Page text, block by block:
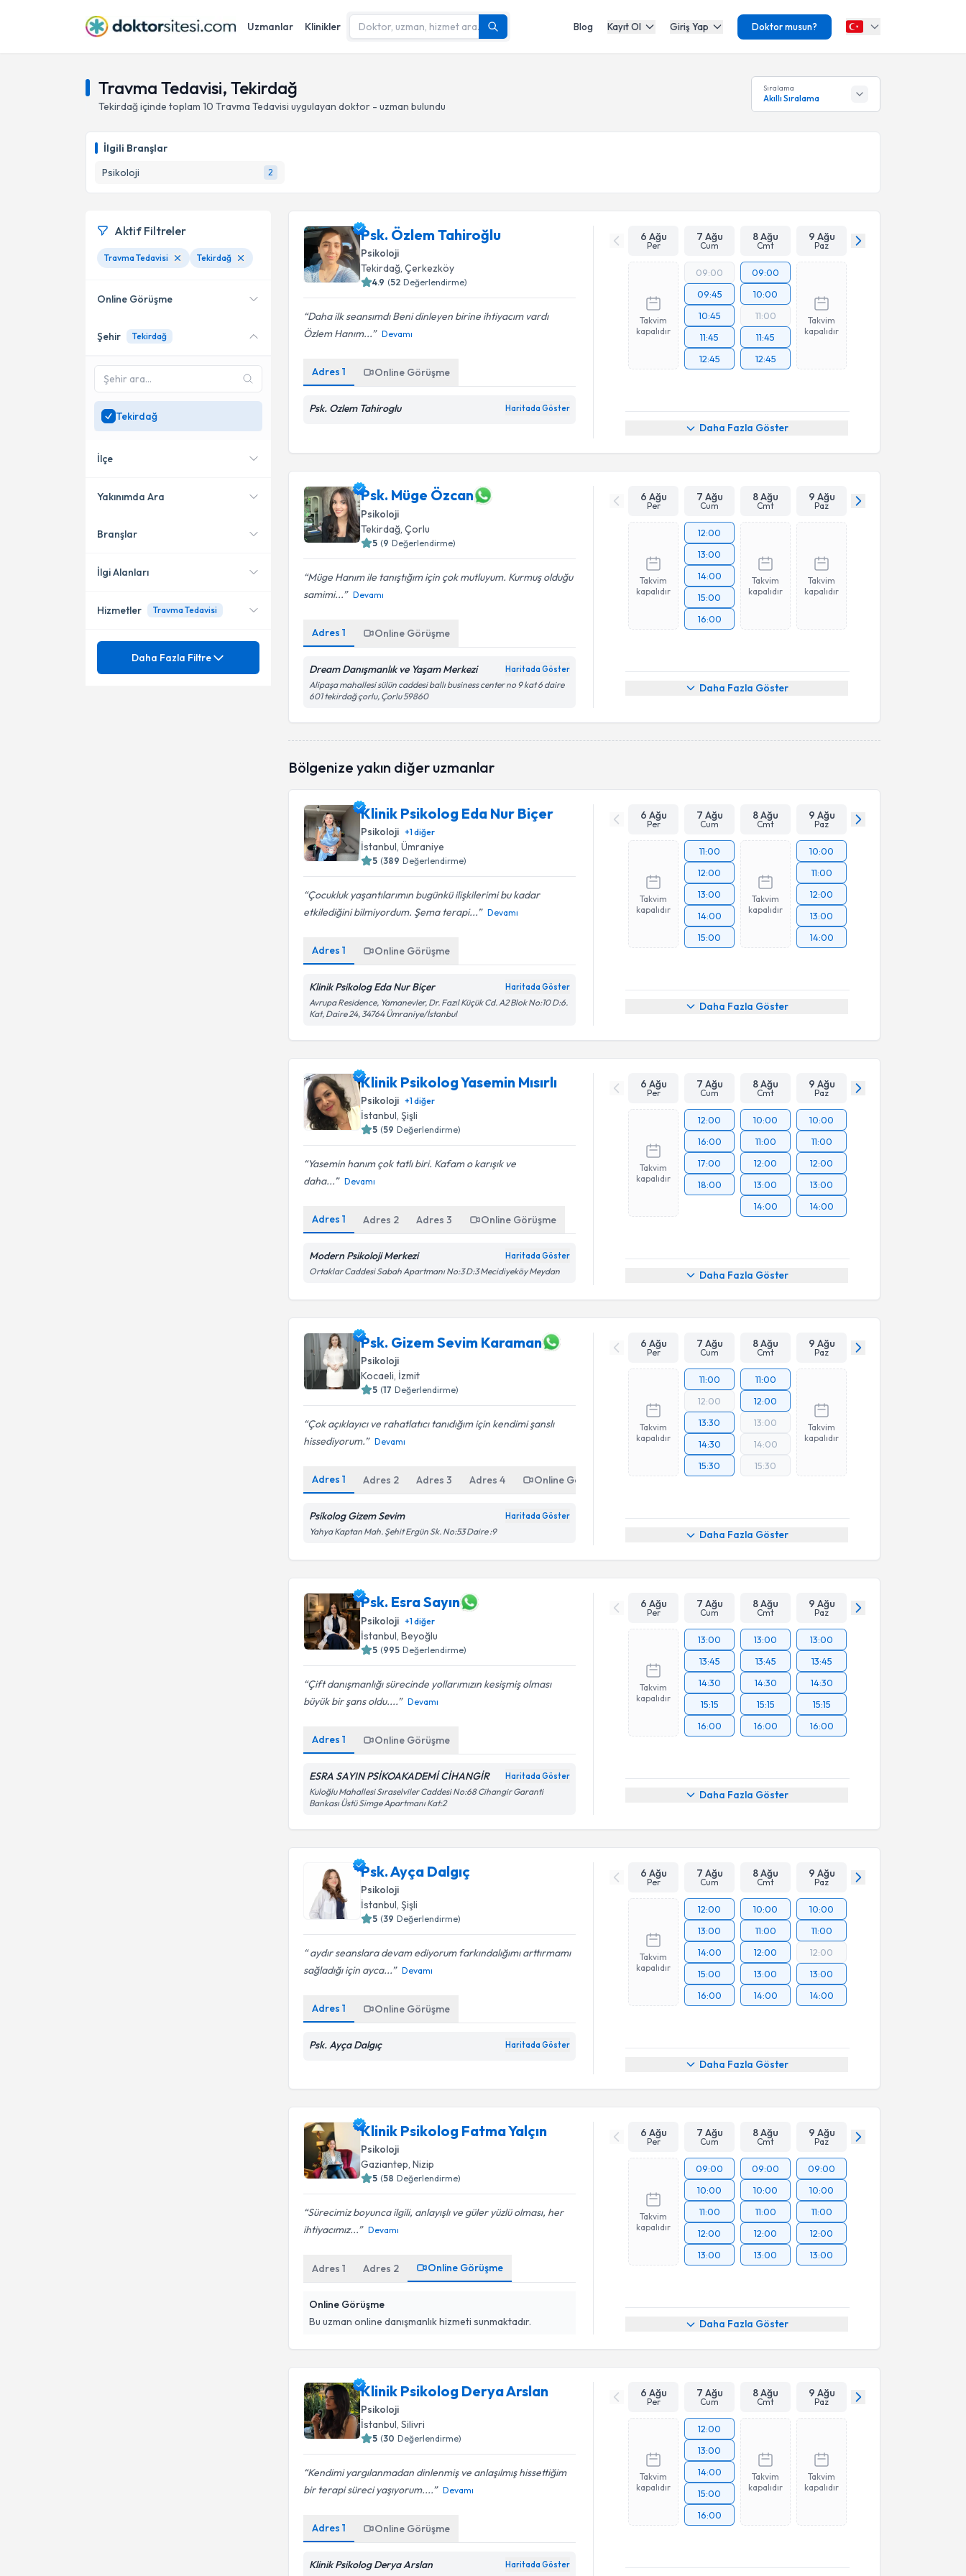
Uzmanlar Klinikler Blog Kayıt Ol Giriş Yap Doktor musun?
Travma Tedavisi, Tekirdağ
Tekirdağiçinde toplam 10 Travma Tedavisi uygulayan doktor - uzman bulundu
Sıralama
Akıllı Sıralama
İlgili Branşlar
Psikoloji
2
Psk. Özlem Tahiroğlu
Psikoloji
Tekirdağ, Çerkezköy
4.9 (52 Değerlendirme)
Daha ilk seansımdı Beni dinleyen birine ihtiyacım vardı
Özlem Hanım...
Devamı
Adres1 Online Görüşme
Psk. Ozlem Tahiroglu Haritada Göster
6 Ağu
Per
7 Ağu
Cum
8 Ağu
Cmt
9 Ağu
Paz
Takvim
kapalıdır
09:00
09:45
10:45
11:45
12:45
09:00
10:00
11:00
11:45
12:45
Takvim
kapalıdır
Daha Fazla Göster
Psk. Müge Özcan
Psikoloji
Tekirdağ , Çorlu
5 (9 Değerlendirme)
Müge Hanım ile tanıştığım için çok mutluyum. Kurmuş olduğu
samimi...
Devamı
Adres1 Online Görüşme
Dream Danışmanlık ve Yaşam Merkezi Haritada Göster
Alipaşa mahallesi sülün caddesi ballı business center no 9 kat 6 daire
601 tekirdağ çorlu, Çorlu 59860
6 Ağu
Per
7 Ağu
Cum
8 Ağu
Cmt
9 Ağu
Paz
Takvim
kapalıdır
12:00
13:00
14:00
15:00
16:00
Takvim
kapalıdır
Takvim
kapalıdır
Daha Fazla Göster
Bölgenize yakın diğer uzmanlar
Klinik Psikolog Eda Nur Biçer
Psikoloji +1diğer
İstanbul , Ümraniye
5 (389 Değerlendirme)
Çocukluk yaşantılarımın bugünkü ilişkilerimi bu kadar
etkilediğini bilmiyordum. Şema terapi...
Devamı
Adres1 Online Görüşme
Klinik Psikolog Eda Nur Biçer Haritada Göster
Avrupa Residence, Yamanevler, Dr. Fazıl Küçük Cd. A2 Blok No:10 D:6.
Kat, Daire 24, 34764 Ümraniye/İstanbul
6 Ağu
Per
7 Ağu
Cum
8 Ağu
Cmt
9 Ağu
Paz
Takvim
kapalıdır
11:00
12:00
13:00
14:00
15:00
Takvim
kapalıdır
10:00
11:00
12:00
13:00
14:00
Daha Fazla Göster
Klinik Psikolog Yasemin Mısırlı
Psikoloji +1diğer
İstanbul , Şişli
5 (59 Değerlendirme)
Yasemin hanım çok tatlı biri. Kafam o karışık ve
daha...
Devamı
Adres1 Adres 2 Adres3 Online Görüşme
Modern Psikoloji Merkezi Haritada Göster
Ortaklar Caddesi Sabah Apartmanı No:3 D:3 Mecidiyeköy Meydan
6 Ağu
Per
7 Ağu
Cum
8 Ağu
Cmt
9 Ağu
Paz
Takvim
kapalıdır
12:00
16:00
17:00
18:00
10:00
11:00
12:00
13:00
14:00
10:00
11:00
12:00
13:00
14:00
Daha Fazla Göster
Psk. Gizem Sevim Karaman
Psikoloji
Kocaeli, İzmit
5 (17 Değerlendirme)
Çok açıklayıcı ve rahatlatıcı tanıdığım için kendimi şanslı
hissediyorum.
Devamı
Adres1 Adres 2 Adres3 Adres4 Online Görüşme
Psikolog Gizem Sevim Haritada Göster
Yahya Kaptan Mah. Şehit Ergün Sk. No:53 Daire :9
6 Ağu
Per
7 Ağu
Cum
8 Ağu
Cmt
9 Ağu
Paz
Takvim
kapalıdır
11:00
12:00
13:30
14:30
15:30
11:00
12:00
13:00
14:00
15:30
Takvim
kapalıdır
Daha Fazla Göster
Psk. Esra Sayın
Psikoloji +1diğer
İstanbul , Beyoğlu
5 (995 Değerlendirme)
Çift danışmanlığı sürecinde yollarımızın kesişmiş olması
büyük bir şans oldu....
Devamı
Adres1 Online Görüşme
ESRA SAYIN PSİKOAKADEMİ CİHANGİR Haritada Göster
Kuloğlu Mahallesi Sıraselviler Caddesi No:68 Cihangir Garanti
Bankası Üstü Simge Apartmanı Kat:2
6 Ağu
Per
7 Ağu
Cum
8 Ağu
Cmt
9 Ağu
Paz
Takvim
kapalıdır
13:00
13:45
14:30
15:15
16:00
13:00
13:45
14:30
15:15
16:00
13:00
13:45
14:30
15:15
16:00
Daha Fazla Göster
Psk. Ayça Dalgıç
Psikoloji
İstanbul , Şişli
5 (39 Değerlendirme)
aydır seanslara devam ediyorum farkındalığımı arttırmamı
sağladığı için ayca...
Devamı
Adres1 Online Görüşme
Psk. Ayça Dalgıç Haritada Göster
6 Ağu
Per
7 Ağu
Cum
8 Ağu
Cmt
9 Ağu
Paz
Takvim
kapalıdır
12:00
13:00
14:00
15:00
16:00
10:00
11:00
12:00
13:00
14:00
10:00
11:00
12:00
13:00
14:00
Daha Fazla Göster
Klinik Psikolog Fatma Yalçın
Psikoloji
Gaziantep, Nizip
5 (58 Değerlendirme)
Sürecimiz boyunca ilgili, anlayışlı ve güler yüzlü olması, her
ihtiyacımız...
Devamı
Adres1 Adres 2 Online Görüşme
Online Görüşme
Bu uzman online danışmanlık hizmeti sunmaktadır.
6 Ağu
Per
7 Ağu
Cum
8 Ağu
Cmt
9 Ağu
Paz
Takvim
kapalıdır
09:00
10:00
11:00
12:00
13:00
09:00
10:00
11:00
12:00
13:00
09:00
10:00
11:00
12:00
13:00
Daha Fazla Göster
Klinik Psikolog Derya Arslan
Psikoloji
İstanbul, Silivri
5 (30 Değerlendirme)
Kendimi yargılanmadan dinlenmiş ve anlaşılmış hissettiğim
bir terapi süreci yaşıyorum....
Devamı
Adres1 Online Görüşme
Klinik Psikolog Derya Arslan Haritada Göster
6 Ağu
Per
7 Ağu
Cum
8 Ağu
Cmt
9 Ağu
Paz
Takvim
kapalıdır
12:00
13:00
14:00
15:00
16:00
Takvim
kapalıdır
Takvim
kapalıdır
Aktif Filtreler
Travma Tedavisi Tekirdağ
Online Görüşme
Online danışmanlık sunan
SadeceTekirdağ
bölgesinde uzman ara
Şehir Tekirdağ
Tekirdağ
İlçe
Çerkezköy
Çorlu
Yakınımda Ara
Konumuma yakın uzmanları
Branşlar
Psikoloji
İlgi Alanları
Anoreksiya Nervoza
Hizmetler Travma Tedavisi
Mezuniyet
Daha Fazla Filtre